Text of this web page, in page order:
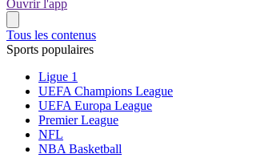
Ouvrir l'app
Tous les contenus
Sports populaires
Ligue 1
UEFA Champions League
UEFA Europa League
Premier League
NFL
NBA Basketball